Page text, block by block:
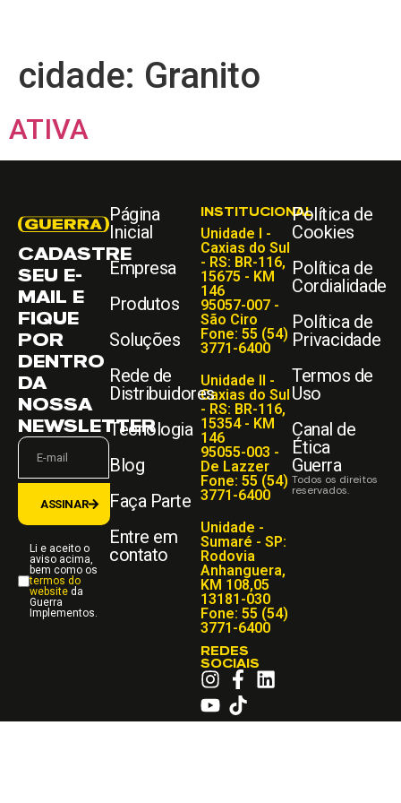
cidade: Granito
ATIVA
CADASTRE
SEU E-
MAIL E
FIQUE
POR
DENTRO
DA
NOSSA
NEWSLETTER
Li e aceito o
aviso acima,
bem como os
termos do
website da
Guerra
Implementos.
ASSINAR
Página
Inicial
Empresa
Produtos
Soluções
Rede de
Distribuidores
Tecnologia
Blog
Faça Parte
Entre em
contato
INSTITUCIONAL
Unidade I -
Caxias do Sul
- RS: BR-116,
15675 - KM
146
95057-007 -
São Ciro
Fone: 55 (54)
3771-6400
Unidade II -
Caxias do Sul
- RS: BR-116,
15354 - KM
146
95055-003 -
De Lazzer
Fone: 55 (54)
3771-6400
Unidade -
Sumaré - SP:
Rodovia
Anhanguera,
KM 108,05
13181-030
Fone: 55 (54)
3771-6400
REDES
SOCIAIS
Política de
Cookies
Política de
Cordialidade
Política de
Privacidade
Termos de
Uso
Canal de
Ética
Guerra
Todos os direitos
reservados.